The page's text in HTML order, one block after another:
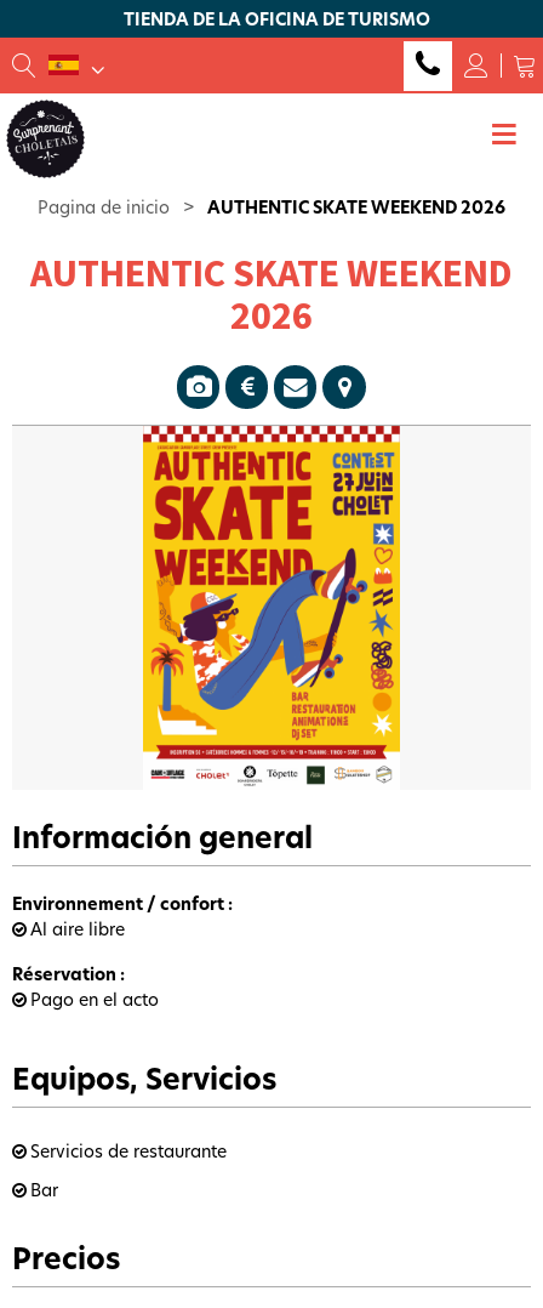
TIENDA DE LA OFICINA DE TURISMO
Pagina de inicio > AUTHENTIC SKATE WEEKEND 2026
AUTHENTIC SKATE WEEKEND
2026
Información general
Environnement / confort :
Al aire libre
Réservation :
Pago en el acto
Equipos, Servicios
Servicios de restaurante
Bar
Precios